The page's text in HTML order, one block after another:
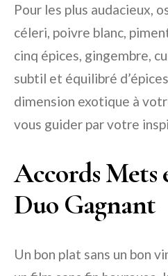
Pour les plus audacieux,
céleri, poivre blanc,
cinq épices, gingembre,
subtil et équilibré
dimension exotique à
vous guider par votre
Accords Mets
Duo Gagnant
Un bon plat sans un bon